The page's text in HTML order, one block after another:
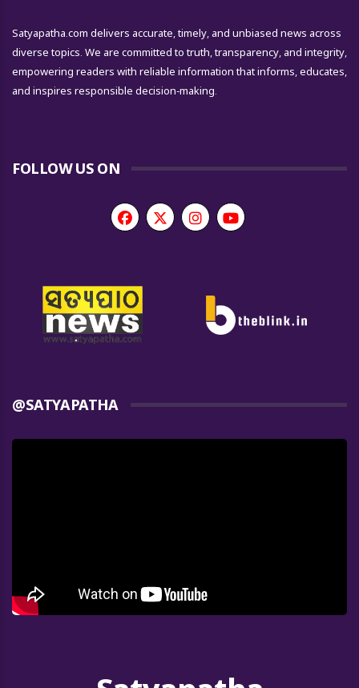
Satyapatha.com delivers accurate, timely, and unbiased news across
diverse topics. We are committed to truth, transparency, and integrity,
empowering readers with reliable information that informs, educates,
and inspires responsible decision-making.
FOLLOW US ON
@SATYAPATHA